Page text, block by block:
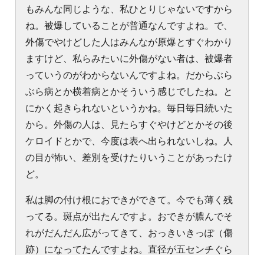
もみんな同じような、私ひとりじゃないですから
ね。被爆していることが普通なんですよね。で、
外傷でやけどした人はみんなが原爆とすぐわかり
ますけど、私らみたいに外傷がない者は、被爆者
っていうのがわからないんですよね。だからぶら
ぶら病とか横着病とかそういう感じでしたね。と
にかく起きられないというかね。毎日毎日続いた
から。外傷の人は、見たらすぐやけどとかその後
ケロイドとかで、今度は表へ出られないしね。人
の目が怖い、差別を受けたりいうことがあったけ
ど。
私は脚の付け根におできができて。今でも薄く残
ってる。斑点が出たんですよ。おできが膿んでそ
れがだんだん広がってきて、おっきいきっぽ（傷
跡）になってたんですよね。直径が五センチぐら